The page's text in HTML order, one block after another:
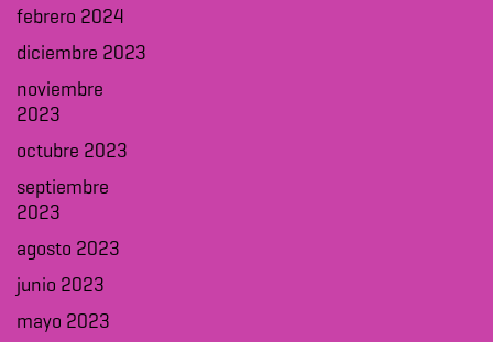
febrero 2024
diciembre 2023
noviembre
2023
octubre 2023
septiembre
2023
agosto 2023
junio 2023
mayo 2023